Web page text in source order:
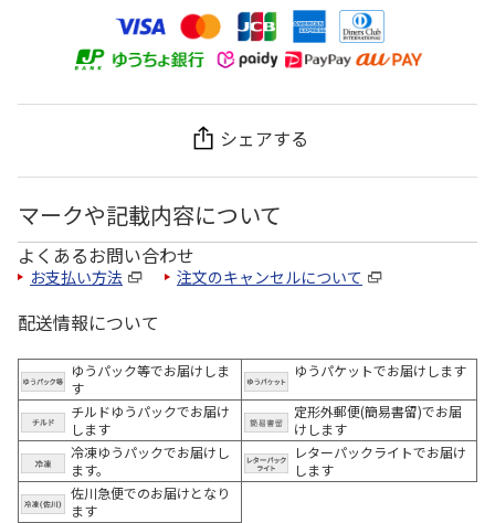
シェアする
マークや記載内容について
よくあるお問い合わせ
お支払い方法 注文のキャンセルについて
配送情報について
ゆうパック等でお届けしま
す
ゆうパケットでお届けします
チルドゆうパックでお届け
します
定形外郵便(簡易書留)でお届
けします
冷凍ゆうパックでお届けし
ます。
レターパックライトでお届け
します
佐川急便でのお届けとなり
ます